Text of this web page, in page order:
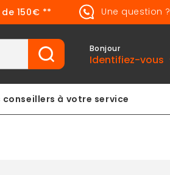
150€ ** Une question ?
Bonjour
Identifiez-vous
conseillers à votre service